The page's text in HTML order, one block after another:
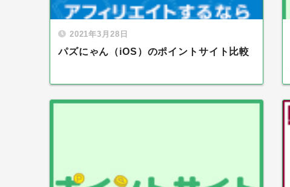
2021年3月28日
パズにゃん（iOS）のポイントサイト比較